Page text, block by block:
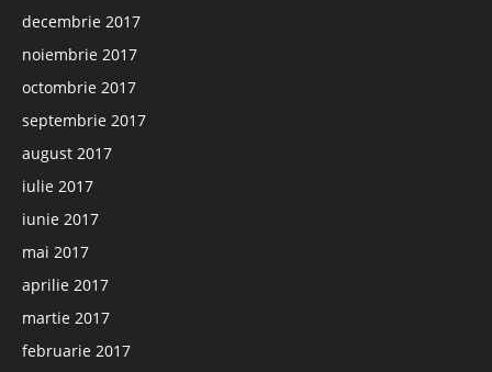
decembrie 2017
noiembrie 2017
octombrie 2017
septembrie 2017
august 2017
iulie 2017
iunie 2017
mai 2017
aprilie 2017
martie 2017
februarie 2017